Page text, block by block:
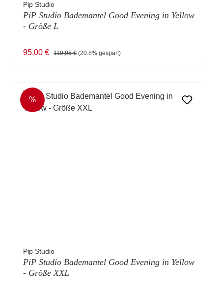
Pip Studio
PiP Studio Bademantel Good Evening in Yellow
- Größe L
Verkaufspreis:
95,00 € Regulärer Preis:
119,95 € (20.8% gespart)
RABATT
%
Pip Studio
PiP Studio Bademantel Good Evening in Yellow
- Größe XXL